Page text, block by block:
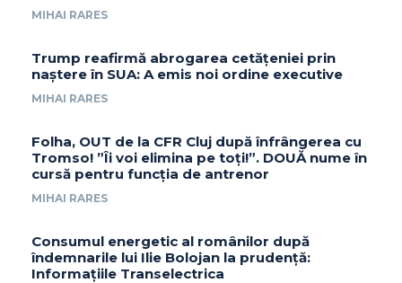
MIHAI RARES
Trump reafirmă abrogarea cetățeniei prin
naștere în SUA: A emis noi ordine executive
MIHAI RARES
Folha, OUT de la CFR Cluj după înfrângerea cu
Tromso! ”Îi voi elimina pe toți!”. DOUĂ nume în
cursă pentru funcția de antrenor
MIHAI RARES
Consumul energetic al românilor după
îndemnarile lui Ilie Bolojan la prudență:
Informațiile Transelectrica